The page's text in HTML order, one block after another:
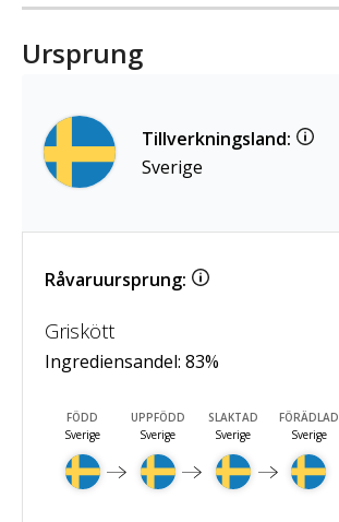
Ursprung
Tillverkningsland:
Sverige
Råvaruursprung:
Griskött
Ingrediensandel: 83%
FÖDD
Sverige
UPPFÖDD
Sverige
SLAKTAD
Sverige
FÖRÄDLAD
Sverige